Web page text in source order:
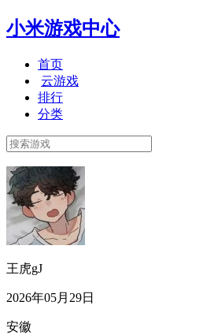
小米游戏中心
首页
云游戏
排行
分类
王虎gJ
2026年05月29日
安徽